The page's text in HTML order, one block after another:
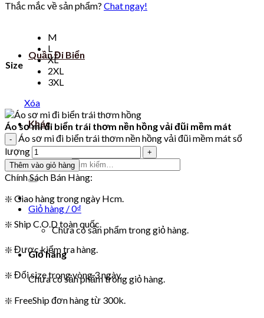
Quần Đi Biển
Khác
Tìm kiếm:
Giỏ hàng /0₫
Chưa có sản phẩm trong giỏ hàng.
Giỏ hàng
Chưa có sản phẩm trong giỏ hàng.
Thắc mắc về sản phẩm? Chat ngay!
Size
M
L
XL
2XL
3XL
Xóa
Áo sơ mi đi biển trái thơm nền hồng vải đũi mềm mát
Áo sơ mi đi biển trái thơm nền hồng vải đũi mềm mát số
lượng
Thêm vào giỏ hàng
Chính Sách Bán Hàng:
❇️ Giao hàng trong ngày Hcm.
❇️ Ship C.O.D toàn quốc.
❇️ Được kiểm tra hàng.
❇️ Đổi size trong vòng 3 ngày.
❇️ FreeShip đơn hàng từ 300k.